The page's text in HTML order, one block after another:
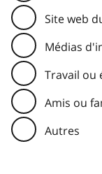
Site web
Médias
Travail ou
Amis ou
Autres